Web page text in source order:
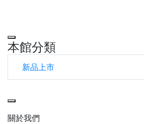
本館分類
新品上市
關於我們